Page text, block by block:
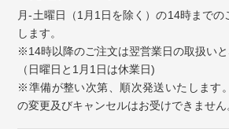
月-土曜日（1月1日を除く）の14時までの
します。
※14時以降のご注文は翌営業日の取扱いと
（日曜日と1月1日は休業日)
※準備が整い次第、順次発送いたします
の変更及びキャンセルはお受けできません